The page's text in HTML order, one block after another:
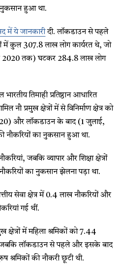
नुकसान हुआ था.
में ये जानकारीदी. लॉकडाउन से पहले
में कुल 307.8 लाख लोग कार्यरत थे, जो
2020 तक) घटकर 284.8 लाख लोग
तिमाही प्रतिष्ठान आधारित
नौ प्रमुख क्षेत्रों में से विनिर्माण क्षेत्र को
और लॉकडाउन के बाद (1 जुलाई,
नौकरियों का नुकसान हुआ था.
जबकि व्यापार और शिक्षा क्षेत्रों
का नुकसान झेलना पड़ा था.
सेवा क्षेत्र में 0.4 लाख नौकरियों और
गई थीं.
में महिला श्रमिकों को 7.44
लॉकडाउन से पहले और इसके बाद
श्रमिकों की नौकरी छूटी थी.